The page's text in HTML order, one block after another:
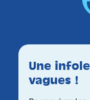
Une
vagues !